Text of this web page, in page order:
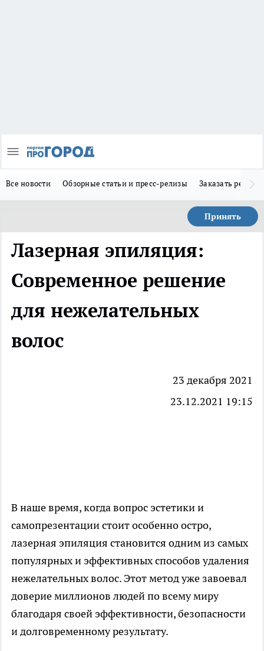
Все новости Обзорные статьи и пресс-релизы Заказать
Принять
Лазерная эпиляция:
Современное решение
для нежелательных
волос
23 декабря 2021
23.12.2021 19:15
В наше время, когда вопрос эстетики и
самопрезентации стоит особенно остро,
лазерная эпиляция становится одним из самых
популярных и эффективных способов удаления
нежелательных волос. Этот метод уже завоевал
доверие миллионов людей по всему миру
благодаря своей эффективности, безопасности
и долговременному результату.